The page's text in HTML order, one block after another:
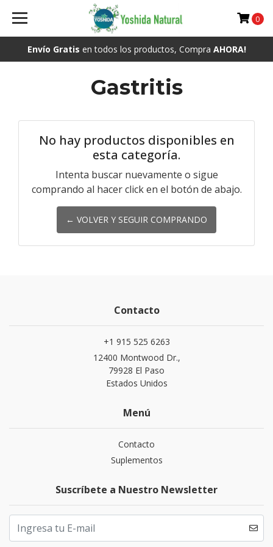
Envío Gratis en todos los productos, Compra AHORA!
0
Gastritis
No hay productos disponibles en
esta categoría.
Intenta buscar nuevamente o sigue
comprando al hacer click en el botón de abajo.
← VOLVER Y SEGUIR COMPRANDO
Contacto
+1 915 525 6263
12400 Montwood Dr.,
79928 El Paso
Estados Unidos
Menú
Contacto
Suplementos
Suscríbete a Nuestro Newsletter